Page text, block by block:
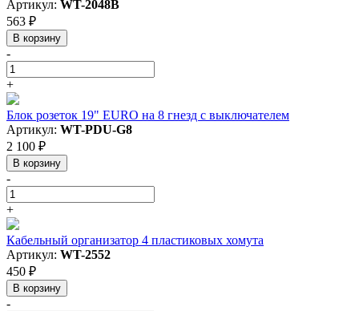
Артикул: WT-2048B
563 ₽
В корзину
-
+
Блок розеток 19" EURO на 8 гнезд с выключателем
Артикул: WT-PDU-G8
2 100 ₽
В корзину
-
+
Кабельный организатор 4 пластиковых хомута
Артикул: WT-2552
450 ₽
В корзину
-